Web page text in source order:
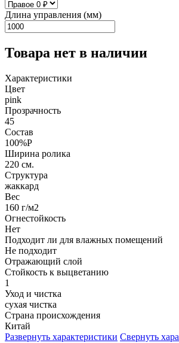
Длина управления (мм)
Товара нет в наличии
Характеристики
Цвет
pink
Прозрачность
45
Состав
100%P
Ширина ролика
220 см.
Структура
жаккард
Вес
160 г/м2
Огнестойкость
Нет
Подходит ли для влажных помещений
Не подходит
Отражающий слой
Стойкость к выцветанию
1
Уход и чистка
сухая чистка
Страна происхождения
Китай
Развернуть характеристики Свернуть